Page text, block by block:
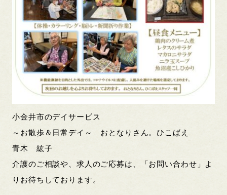
小金井市のデイサービス
～お散歩＆日常デイ～ おとなりさん。ひこばえ
青木 紘子
介護のご相談や、求人のご応募は、「お問い合わせ」よ
りお待ちしております。